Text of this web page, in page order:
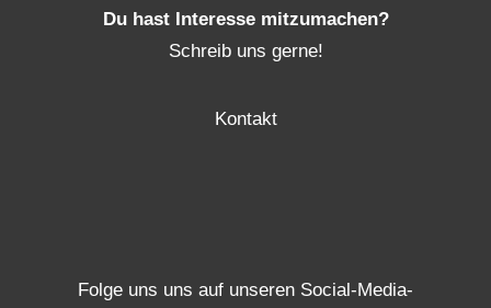
Du hast Interesse mitzumachen?
Schreib uns gerne!
Kontakt
Folge uns uns auf unseren Social-Media-